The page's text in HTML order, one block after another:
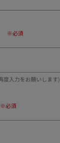
度入力をお願いします)